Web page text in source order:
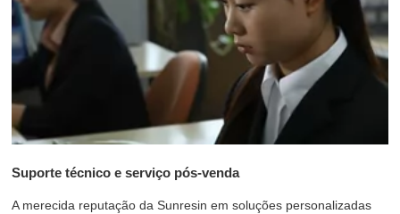
Suporte técnico e serviço pós-venda
A merecida reputação da Sunresin em soluções personalizadas